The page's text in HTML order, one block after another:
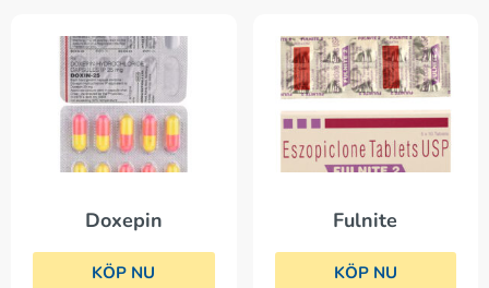
Doxepin
KÖP NU
Fulnite
KÖP NU